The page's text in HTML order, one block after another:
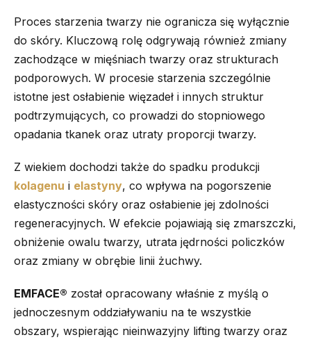
Proces starzenia twarzy nie ogranicza się wyłącznie
do skóry. Kluczową rolę odgrywają również zmiany
zachodzące w mięśniach twarzy oraz strukturach
podporowych. W procesie starzenia szczególnie
istotne jest osłabienie więzadeł i innych struktur
podtrzymujących, co prowadzi do stopniowego
opadania tkanek oraz utraty proporcji twarzy.
Z wiekiem dochodzi także do spadku produkcji
kolagenu i elastyny, co wpływa na pogorszenie
elastyczności skóry oraz osłabienie jej zdolności
regeneracyjnych. W efekcie pojawiają się zmarszczki,
obniżenie owalu twarzy, utrata jędrności policzków
oraz zmiany w obrębie linii żuchwy.
EMFACE® został opracowany właśnie z myślą o
jednoczesnym oddziaływaniu na te wszystkie
obszary, wspierając nieinwazyjny lifting twarzy oraz